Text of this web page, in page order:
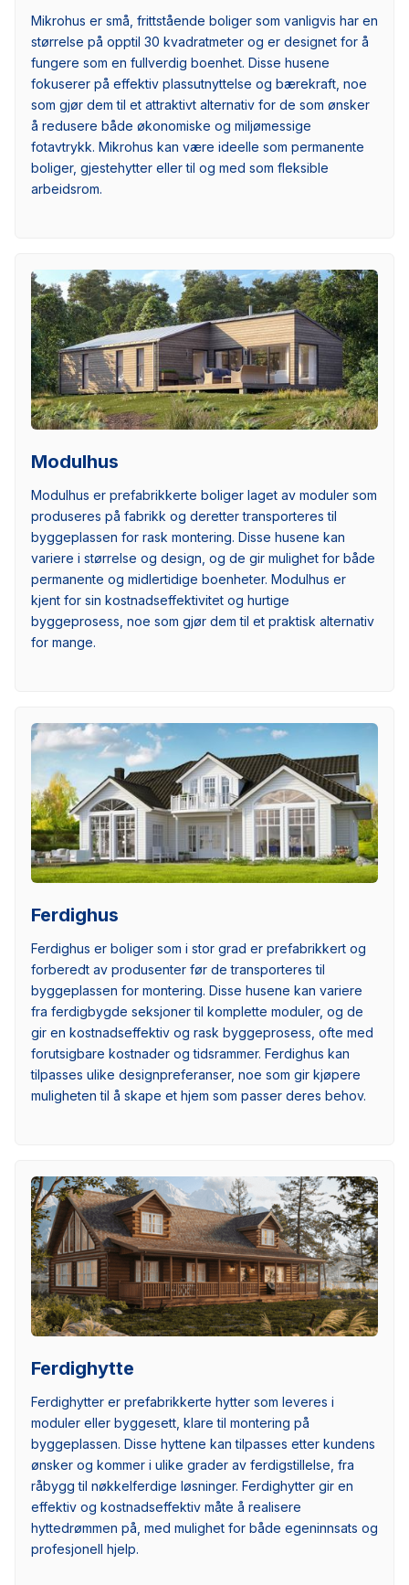
Mikrohus er små, frittstående boliger som vanligvis har en
størrelse på opptil 30 kvadratmeter og er designet for å
fungere som en fullverdig boenhet. Disse husene
fokuserer på effektiv plassutnyttelse og bærekraft, noe
som gjør dem til et attraktivt alternativ for de som ønsker
å redusere både økonomiske og miljømessige
fotavtrykk. Mikrohus kan være ideelle som permanente
boliger, gjestehytter eller til og med som fleksible
arbeidsrom.
Modulhus
Modulhus er prefabrikkerte boliger laget av moduler som
produseres på fabrikk og deretter transporteres til
byggeplassen for rask montering. Disse husene kan
variere i størrelse og design, og de gir mulighet for både
permanente og midlertidige boenheter. Modulhus er
kjent for sin kostnadseffektivitet og hurtige
byggeprosess, noe som gjør dem til et praktisk alternativ
for mange.
Ferdighus
Ferdighus er boliger som i stor grad er prefabrikkert og
forberedt av produsenter før de transporteres til
byggeplassen for montering. Disse husene kan variere
fra ferdigbygde seksjoner til komplette moduler, og de
gir en kostnadseffektiv og rask byggeprosess, ofte med
forutsigbare kostnader og tidsrammer. Ferdighus kan
tilpasses ulike designpreferanser, noe som gir kjøpere
muligheten til å skape et hjem som passer deres behov.
Ferdighytte
Ferdighytter er prefabrikkerte hytter som leveres i
moduler eller byggesett, klare til montering på
byggeplassen. Disse hyttene kan tilpasses etter kundens
ønsker og kommer i ulike grader av ferdigstillelse, fra
råbygg til nøkkelferdige løsninger. Ferdighytter gir en
effektiv og kostnadseffektiv måte å realisere
hyttedrømmen på, med mulighet for både egeninnsats og
profesjonell hjelp.